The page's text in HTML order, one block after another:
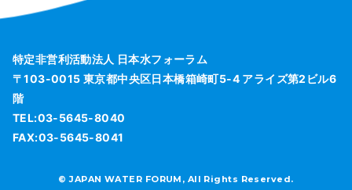
特定非営利活動法人 日本水フォーラム
〒103-0015 東京都中央区日本橋箱崎町5-4 アライズ第2ビル6
階
TEL:03-5645-8040
FAX:03-5645-8041
© JAPAN WATER FORUM, All Rights Reserved.